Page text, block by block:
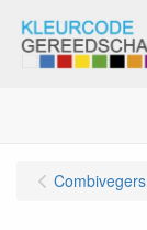
Combivegers